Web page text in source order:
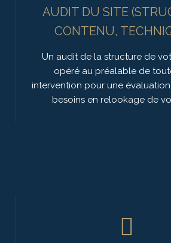
AUDIT DU SITE
CONTENU,
Un audit de la structure de
opéré au préalable de
intervention pour une
besoins en relookage de